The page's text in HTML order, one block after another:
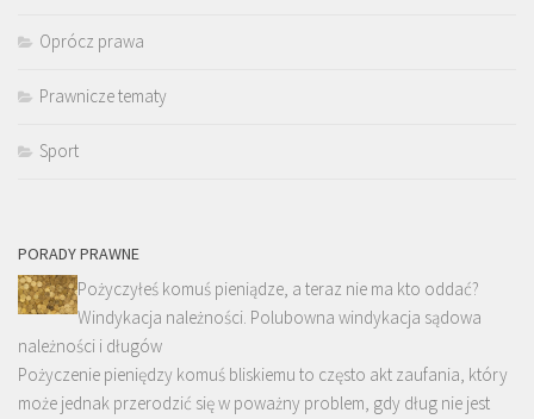
Oprócz prawa
Prawnicze tematy
Sport
PORADY PRAWNE
Pożyczyłeś komuś pieniądze, a teraz nie ma kto oddać?
Windykacja należności. Polubowna windykacja sądowa
należności i długów
Pożyczenie pieniędzy komuś bliskiemu to często akt zaufania, który
może jednak przerodzić się w poważny problem, gdy dług nie jest